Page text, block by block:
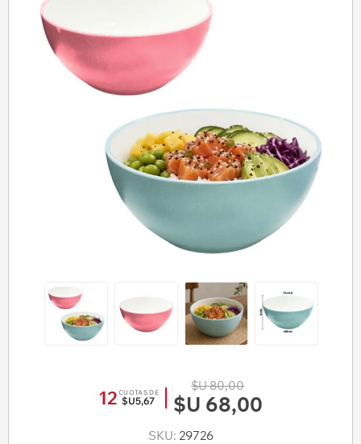
12 CUOTAS DE
$U5,67
$U 80,00
$U 68,00
SKU: 29726